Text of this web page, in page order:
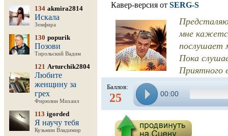
134 akmira2814
Искала
Земфира
130 popurik
Позови
Тирольский Вадим
121 Arturchik2804
Любите
женщину за
грех
Фирюлин Михаил
113 igorded
Я научу тебя
Кузьмин Владимир
Кавер-версия от SERG-S
мне
послушает
Пока
Приятного
Баллов:
25 00:00